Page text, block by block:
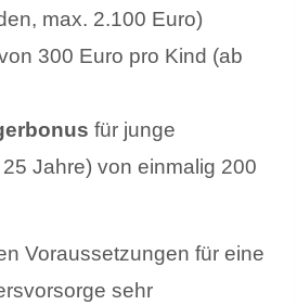
max. 2.100 Euro)
300 Euro pro Kind (ab
für junge
Jahre) von einmalig 200
Voraussetzungen für eine
sehr